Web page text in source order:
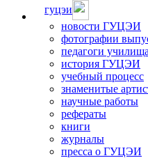
гуцэи
новости ГУЦЭИ
фотографии
педагоги училища
история ГУЦЭИ
учебный процесс
знаменитые
научные работы
рефераты
книги
журналы
пресса о ГУЦЭИ